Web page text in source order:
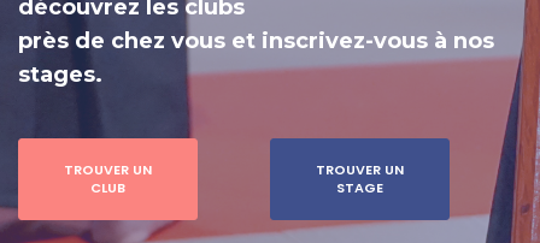
découvrez les clubs
près de chez vous et inscrivez-vous à nos
stages.
TROUVER UN
CLUB
TROUVER UN
STAGE